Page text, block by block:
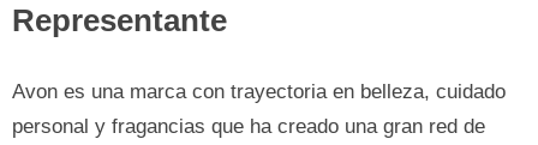
Representante
Avon es una marca con trayectoria en belleza, cuidado
personal y fragancias que ha creado una gran red de